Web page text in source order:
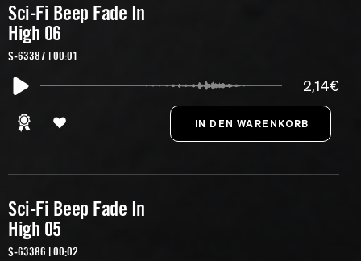
Sci-Fi Beep Fade In
High 06
S-63387 | 00:01
2,14€
Sci-Fi Beep Fade In
High 05
S-63386 | 00:02